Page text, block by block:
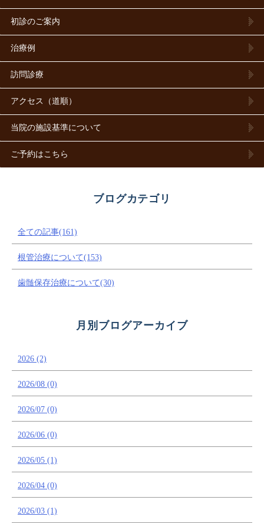
初診のご案内
治療例
訪問診療
アクセス（道順）
当院の施設基準について
ご予約はこちら
ブログカテゴリ
全ての記事(161)
根管治療について(153)
歯髄保存治療について(30)
月別ブログアーカイブ
2026 (2)
2026/08 (0)
2026/07 (0)
2026/06 (0)
2026/05 (1)
2026/04 (0)
2026/03 (1)